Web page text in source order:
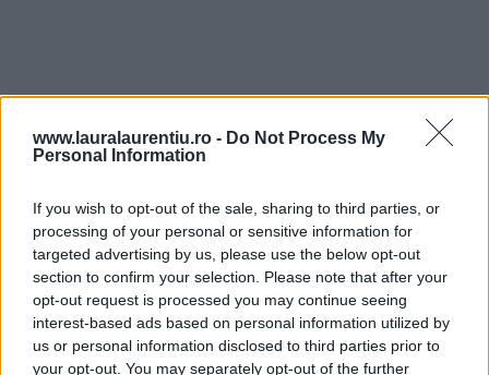
www.lauralaurentiu.ro - Do Not Process My
Personal Information
If you wish to opt-out of the sale, sharing to third parties, or
processing of your personal or sensitive information for
targeted advertising by us, please use the below opt-out
section to confirm your selection. Please note that after your
opt-out request is processed you may continue seeing
interest-based ads based on personal information utilized by
us or personal information disclosed to third parties prior to
your opt-out. You may separately opt-out of the further
Cu ajutorul unei spumiere (lingura cu gauri) se scot
intregi pe un platou si se acopera ca sa se pastreze
calde.Legumele si merele ramase in slowcooker se scot
si ele si se paseaza cu ajutorul blenderului (sau prin
sita, etc.), obtinand in pireu fin care se dilueaza cu supa
din vas pana la obtinerea consistentei unui sos potrivit,